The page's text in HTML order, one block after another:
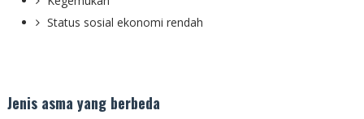
Status sosial ekonomi rendah
Jenis asma yang berbeda